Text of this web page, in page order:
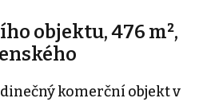
objektu, 476 m²,
komerční objekt v